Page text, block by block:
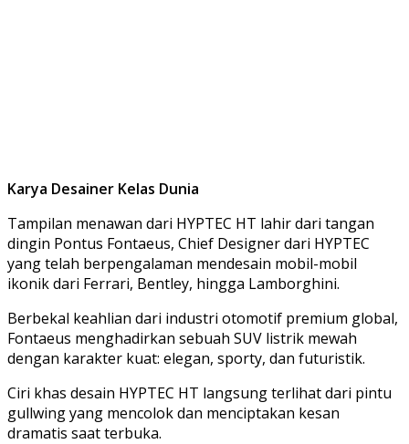
Karya Desainer Kelas Dunia
Tampilan menawan dari HYPTEC HT lahir dari tangan
dingin Pontus Fontaeus, Chief Designer dari HYPTEC
yang telah berpengalaman mendesain mobil-mobil
ikonik dari Ferrari, Bentley, hingga Lamborghini.
Berbekal keahlian dari industri otomotif premium global,
Fontaeus menghadirkan sebuah SUV listrik mewah
dengan karakter kuat: elegan, sporty, dan futuristik.
Ciri khas desain HYPTEC HT langsung terlihat dari pintu
gullwing yang mencolok dan menciptakan kesan
dramatis saat terbuka.